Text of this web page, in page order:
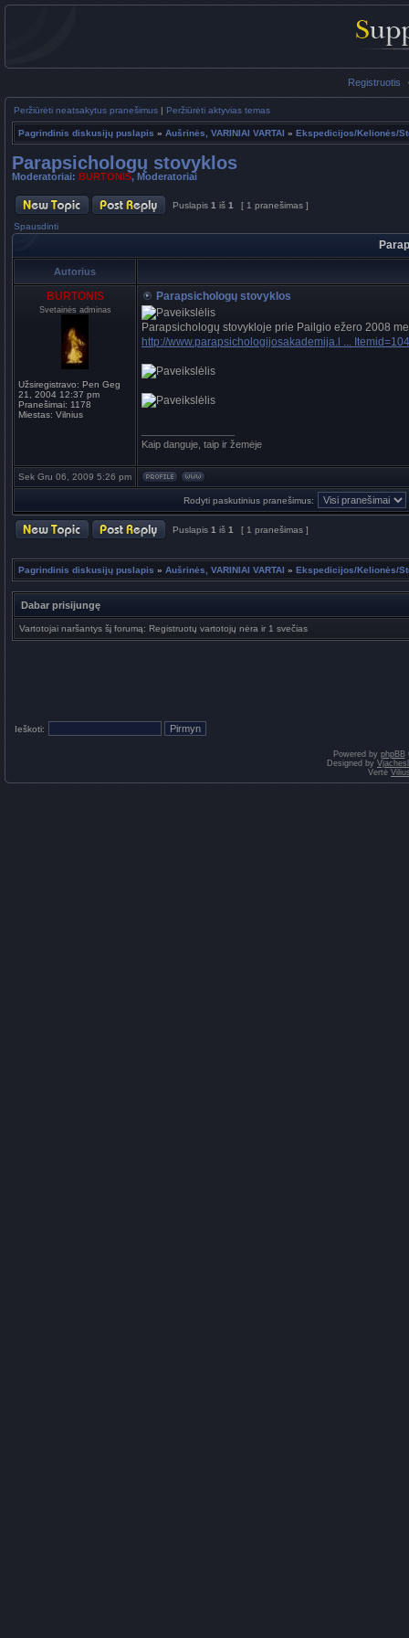
Registruotis
Peržiūrėti neatsakytus pranešimus | Peržiūrėti aktyvias temas
Pagrindinis diskusijų puslapis » Aušrinės, VARINIAI VARTAI » Ekspedicijos/Kelionės/
Parapsichologų stovyklos
Moderatoriai: BURTONIS, Moderatoriai
Puslapis 1 iš 1 [ 1 pranešimas ]
Spausdinti
Autorius
BURTONIS
Svetainės adminas
Užsiregistravo: Pen Geg
21, 2004 12:37 pm
Pranešimai: 1178
Miestas: Vilnius
Parapsichologų stovyklos
Parapsichologų stovykloje prie Pailgio ežero 2008
http://www.parapsichologijosakademija.l ... Itemid=104
Kaip danguje, taip ir žemėje
Sek Gru 06, 2009 5:26 pm
Rodyti paskutinius pranešimus:
Puslapis 1 iš 1 [ 1 pranešimas ]
Pagrindinis diskusijų puslapis » Aušrinės, VARINIAI VARTAI » Ekspedicijos/Kelionės/
Dabar prisijungę
Vartotojai naršantys šį forumą: Registruotų vartotojų nėra ir 1 svečias
Ieškoti:
Powered by phpBB
Designed by
Vertė